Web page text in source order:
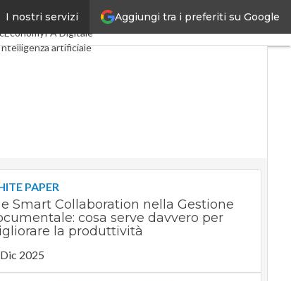
Aggiungi tra i preferiti su Google
I nostri servizi
EconomyTelco
PA Digitale
artificiale
PAPER
Smart Collaboration nella Gestione
cosa serve davvero per
la produttività
2025